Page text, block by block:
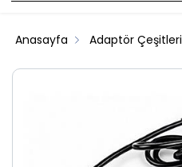
Anasayfa Adaptör Çeşitleri